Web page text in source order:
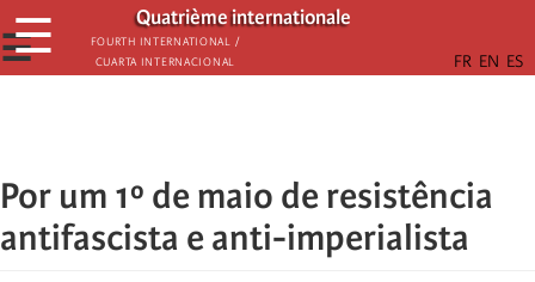
Passar
para
o
Quatrième internationale
Fourth International /
Cuarta Internacional
☰
☰
Por um 1º de maio de resistência
antifascista e anti-imperialista